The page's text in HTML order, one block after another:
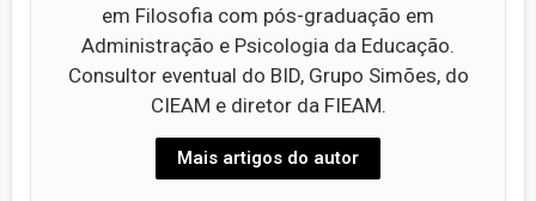
em Filosofia com pós-graduação em
Administração e Psicologia da Educação.
Consultor eventual do BID, Grupo Simões, do
CIEAM e diretor da FIEAM.
Mais artigos do autor